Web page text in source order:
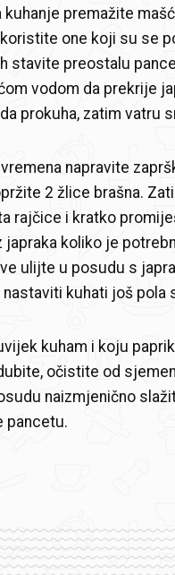
kuhanje premažite
one koji su se
stavite preostalu
vodom da prekrije
prokuha, zatim vatru
napravite
2 žlice brašna.
rajčice i kratko
japraka koliko je
ulijte u posudu s
kuhati još pola
kuham i koju
očistite od
naizmjenično
pancetu.